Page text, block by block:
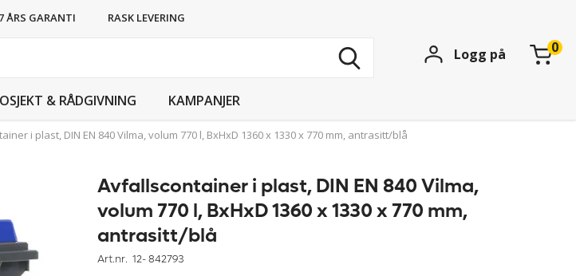
7 ÅRS GARANTI RASK LEVERING
& RÅDGIVNING KAMPANJER
Logg på
i plast, DIN EN 840 Vilma, volum 770 l, BxHxD 1360 x 1330 x 770 mm, antrasitt/blå
Avfallscontainer i plast, DIN EN 840 Vilma,
volum 770 l, BxHxD 1360 x 1330 x 770 mm,
antrasitt/blå
Art.nr. 12-842793